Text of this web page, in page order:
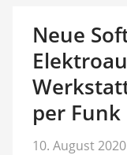
Neue
per Funk
10. August 2020